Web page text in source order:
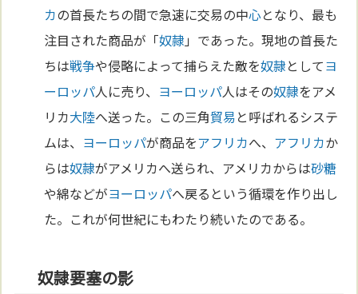
カの首長たちの間で急速に交易の中心となり、最も
注目された商品が「奴隷 」であった。現地の首長た
ちは戦争や侵略によって捕らえた敵を奴隷としてヨ
ーロッパ人に売り、 ヨーロッパ人はその奴隷をアメ
リカ大陸へ送った。この三角貿易と呼ばれるシステ
ムは、 ヨーロッパが商品をアフリカへ、 アフリカか
らは奴隷がアメリカへ送られ、アメリカからは砂糖
や綿などがヨーロッパへ戻るという循環を作り出し
た。これが何世紀にもわたり続いたのである。
奴隷要塞の影